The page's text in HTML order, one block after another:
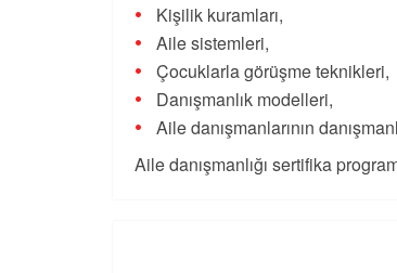
Kişilik kuramları,
Aile sistemleri,
Çocuklarla görüşme teknikleri,
Danışmanlık modelleri,
Aile danışmanlarının
Aile danışmanlığı sertifika